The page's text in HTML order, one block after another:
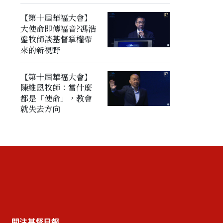
【第十屆華福大會】
大使命即傳福音?馮浩
鎏牧師談基督掌權帶
來的新視野
【第十屆華福大會】
陳維恩牧師：當什麼
都是「使命」，教會
就失去方向